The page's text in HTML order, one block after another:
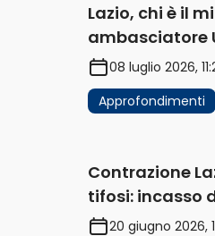
Lazio, chi è il
ambasciatore
di acquistare
08 luglio 2026,
Approfondimenti
Contrazione
tifosi: incasso
in flessione
20 giugno 2026,